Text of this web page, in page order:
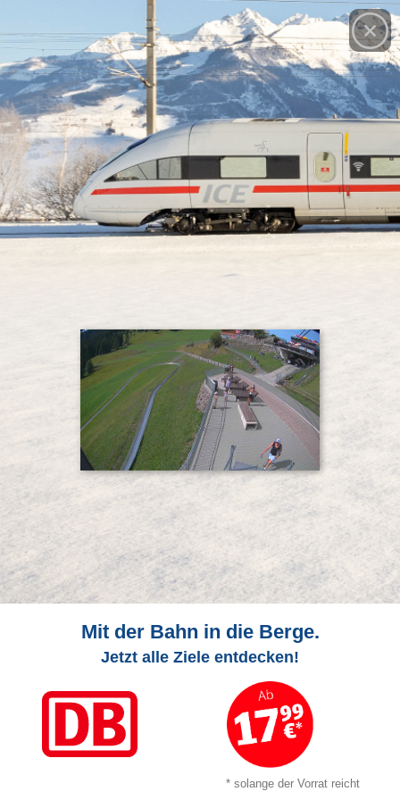
Mit der Bahn in die Berge.
Jetzt alle Ziele entdecken!
* solange der Vorrat reicht